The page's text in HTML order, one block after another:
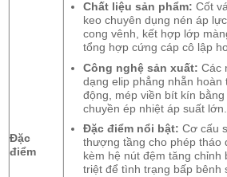
Đặc
điểm
Chất liệu sản phẩm: Cốt
keo chuyên dụng nén áp
cong vênh, kết hợp lớp
tổng hợp cứng cáp cô lập
Công nghệ sản xuất: Các
dạng elip phẳng nhẵn hoàn
động, mép viền bít kín
chuyền ép nhiệt áp suất lớn.
Đặc điểm nổi bật: Cơ cấu
thượng tầng cho phép tháo
kèm hệ nút đệm tăng chỉnh
triệt để tình trạng bấp bênh